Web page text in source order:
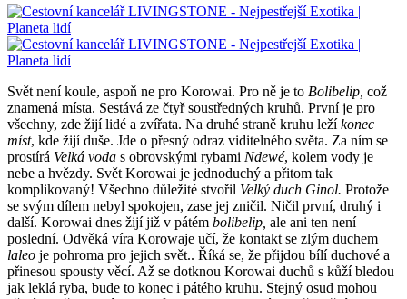
Svět není koule, aspoň ne pro Korowai. Pro ně je to Bolibelip, což
znamená místa. Sestává ze čtyř soustředných kruhů. První je pro
všechny, zde žijí lidé a zvířata. Na druhé straně kruhu ležíkonec
míst, kde žijí duše. Jde o přesný odraz viditelného světa. Za ním se
prostírá Velká voda s obrovskými rybami Ndewé, kolem vody je
nebe a hvězdy. Svět Korowai je jednoduchý a přitom tak
komplikovaný! Všechno důležité stvořil Velký duch Ginol. Protože
se svým dílem nebyl spokojen, zase jej zničil. Ničil první, druhý i
další. Korowai dnes žijí již v pátém bolibelip, ale ani ten není
poslední. Odvěká víra Korowaje učí, že kontakt se zlým duchem
laleo je pohroma pro jejich svět.. Říká se, že přijdou bílí duchové a
přinesou spousty věcí. Až se dotknou Korowai duchů s kůží bledou
jak leklá ryba, bude to konec i pátého kruhu. Stejný osud mohou